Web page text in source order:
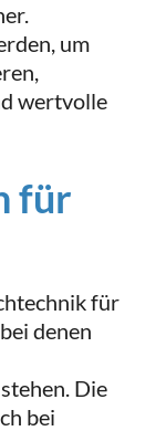
um
wertvolle
für
für
denen
Die
bei